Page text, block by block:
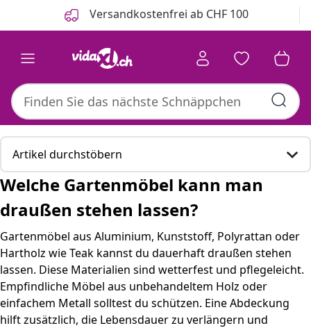
Versandkostenfrei ab CHF 100
Artikel durchstöbern
Welche Gartenmöbel kann man draußen stehen
lassen?
Hier sind einige passende Produkte, die für Sie
interessant sein könnten：
Welche Materialien und Pflege wirklich entscheidend
sind
Welche Gartenmöbel kann man
draußen stehen lassen?
Gartenmöbel aus Aluminium, Kunststoff, Polyrattan oder
Hartholz wie Teak kannst du dauerhaft draußen stehen
lassen. Diese Materialien sind wetterfest und pflegeleicht.
Empfindliche Möbel aus unbehandeltem Holz oder
einfachem Metall solltest du schützen. Eine Abdeckung
hilft zusätzlich, die Lebensdauer zu verlängern und